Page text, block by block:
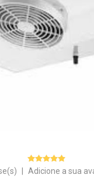
Adicione a sua